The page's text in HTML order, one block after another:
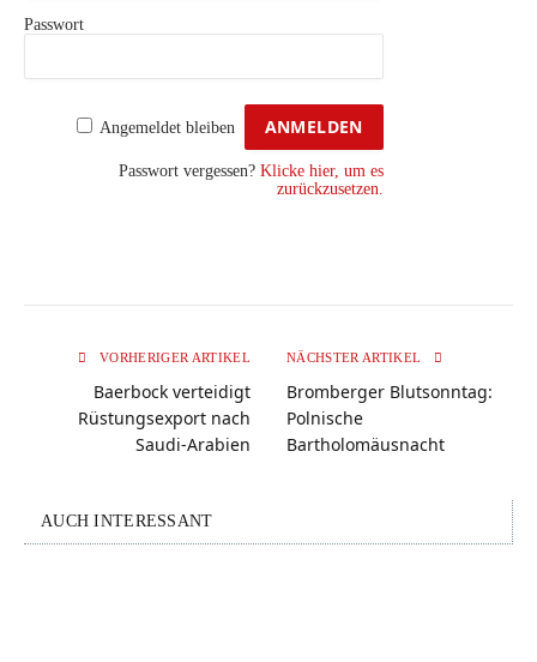
Passwort
Angemeldet bleiben
Passwort vergessen? Klicke hier, um es
zurückzusetzen.
VORHERIGER ARTIKEL
Baerbock verteidigt
Rüstungsexport nach
Saudi-Arabien
NÄCHSTER ARTIKEL
Bromberger Blutsonntag:
Polnische
Bartholomäusnacht
AUCH INTERESSANT